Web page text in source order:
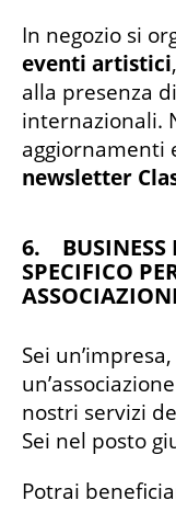
In negozio si
eventi artistici,
alla presenza
internazionali.
aggiornamenti
newsletter
6. BUSINESS
SPECIFICO
Sei
nostri servizi
Sei nel posto
Potrai